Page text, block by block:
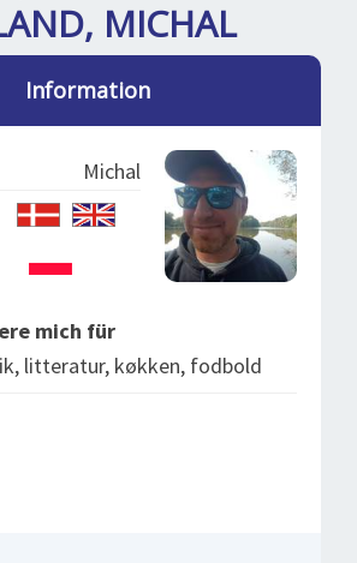
MICHAL
Information
Michal
mich für
litteratur, køkken, fodbold